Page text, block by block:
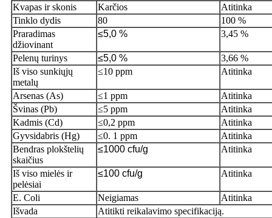
Kvapas ir skonis
Karčios
Atitinka
Tinklo dydis
80
100 %
Praradimas
džiovinant
≤5,0 % 3,45 %
Pelenų turinys ≤5,0 %
3,66 %
Iš viso sunkiųjų
metalų
≤10 ppm Atitinka
Arsenas (As) ≤1 ppm
Atitinka
Švinas (Pb)
≤5 ppm
Atitinka
Kadmis (Cd)
≤0,2 ppm
Atitinka
Gyvsidabris (Hg)
≤0. 1 ppm
Atitinka
Bendras plokštelių
skaičius
≤1000 cfu/g Atitinka
Iš viso mielės ir
pelėsiai
≤100 cfu/g Atitinka
E. Coli Neigiamas
Atitinka
Išvada
Atitikti reikalavimo specifikaciją.